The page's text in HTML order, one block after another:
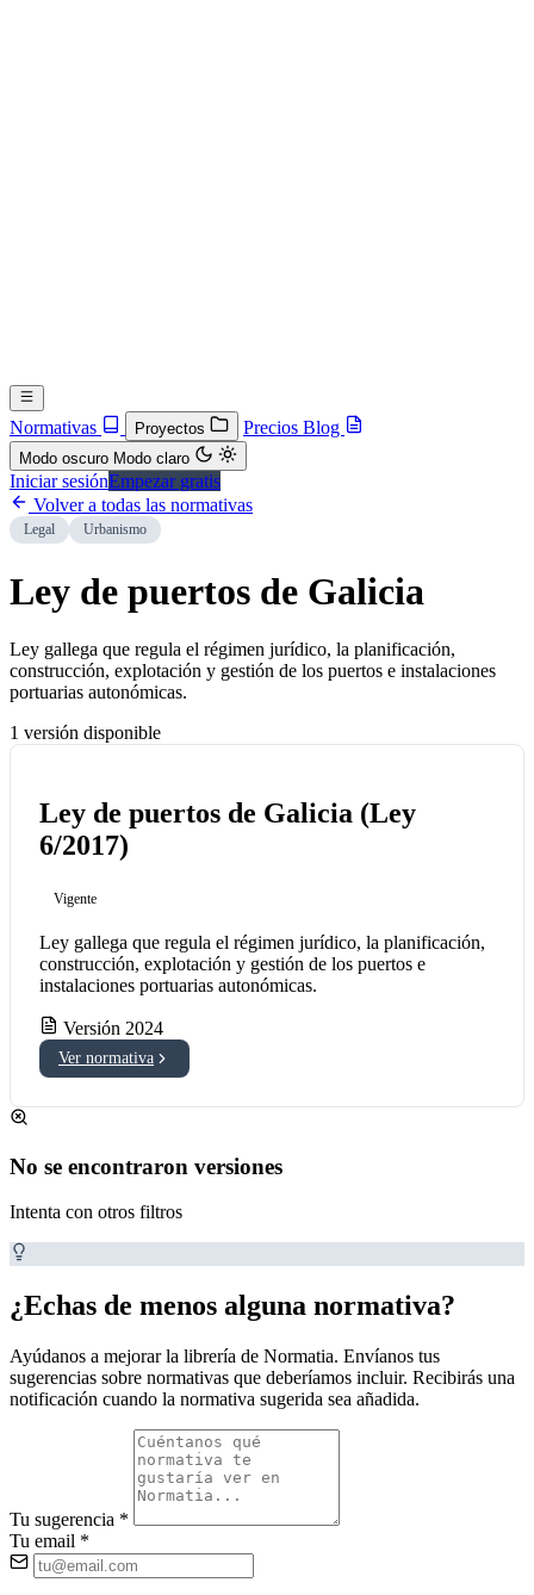
Normativas Proyectos Precios Blog
Modo oscuro Modo claro
Iniciar sesiónEmpezar gratis
Volver a todas las normativas
Legal Urbanismo
Ley de puertos de Galicia
Ley gallega que regula el régimen jurídico, la planificación,
construcción, explotación y gestión de los puertos e instalaciones
portuarias autonómicas.
1 versión disponible
Ley de puertos de Galicia (Ley
6/2017)
Vigente
Ley gallega que regula el régimen jurídico, la planificación,
construcción, explotación y gestión de los puertos e
instalaciones portuarias autonómicas.
Versión 2024
Ver normativa
No se encontraron versiones
Intenta con otros filtros
¿Echas de menos alguna normativa?
Ayúdanos a mejorar la librería de Normatia. Envíanos tus
sugerencias sobre normativas que deberíamos incluir. Recibirás una
notificación cuando la normativa sugerida sea añadida.
Tu sugerencia *
Tu email *